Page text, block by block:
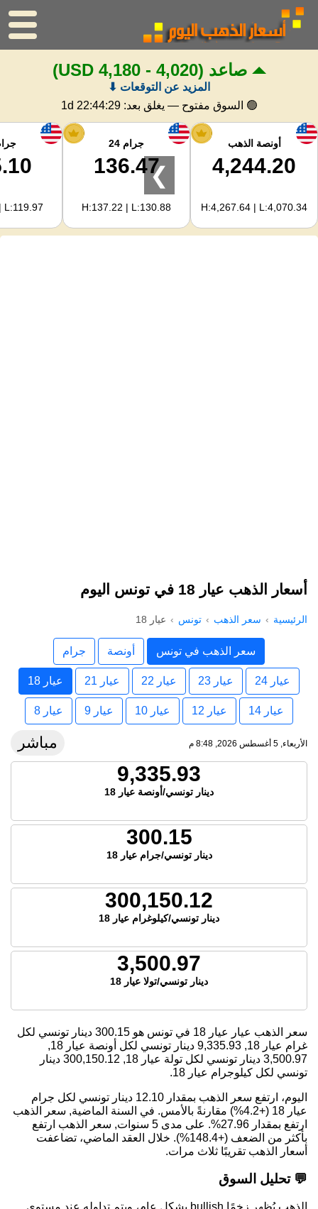
الرئيسية
سعر الذهب
اسعار الفضه
حاسبة الذهب
لمشرفي المواقع
صاعد (4,020 - 4,180 USD)
المزيد عن التوقعات ⬇
🟢 السوق مفتوح — يغلق بعد: 1d 22:44:28
أونصة الذهب
4,244.20
H:4,267.64 | L:4,070.34
جرام 24
136.47
H:137.22 | L:130.88
L:119.97
❯
أسعار الذهب عيار 18 في تونس اليوم
الرئيسية سعر الذهب تونس عيار 18
سعر الذهب في تونس أونصة جرام
عيار 24 عيار 23 عيار 22 عيار 21 عيار 18
عيار 14 عيار 12 عيار 10 عيار 9 عيار 8
الأربعاء, 5 أغسطس 2026, 8:48 م مباشر
9,335.93
دينار تونسي/أونصة عيار 18
300.15
دينار تونسي/جرام عيار 18
300,150.12
دينار تونسي/كيلوغرام عيار 18
3,500.97
دينار تونسي/تولا عيار 18
سعر الذهب عيار عيار 18 في تونس هو 300.15 دينار تونسي لكل
غرام عيار 18,
9,335.93 دينار تونسي لكل أونصة عيار 18,
3,500.97 دينار تونسي لكل تولة عيار 18, 300,150.12 دينار
تونسي لكل كيلوجرام عيار 18.
اليوم، ارتفع سعر الذهب بمقدار 12.10 دينار تونسي لكل جرام
عيار 18 (+4.2%) مقارنةً بالأمس. في السنة الماضية, سعر الذهب
ارتفع بمقدار 27.96%. على مدى 5 سنوات, سعر الذهب ارتفع
بأكثر من الضعف (+148.4%). خلال العقد الماضي، تضاعفت
أسعار الذهب تقريبًا ثلاث مرات.
💬 تحليل السوق